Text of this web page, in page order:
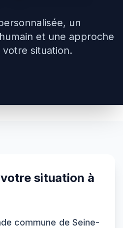
un
et une approche
votre situation.
situation à
commune de Seine-